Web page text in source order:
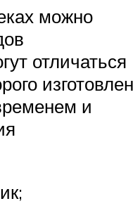
можно
отличаться
изготовлен
и